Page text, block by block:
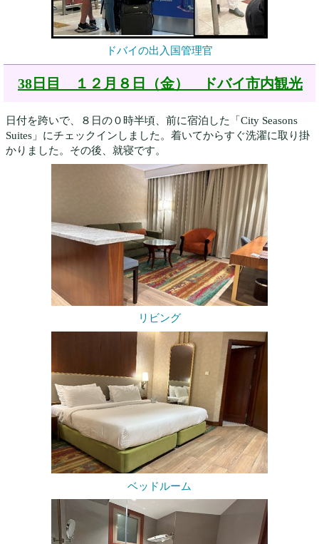
ドバイの出入国管理官
38日目 １２月８日（金） ドバイ市内観光
日付を跨いで、８日の０時半頃、前に宿泊した「City Seasons
Suites」にチェックインしました。着いてからすぐ洗濯に取り掛
かりました。その後、就寝です。
リビング
ベッドルーム